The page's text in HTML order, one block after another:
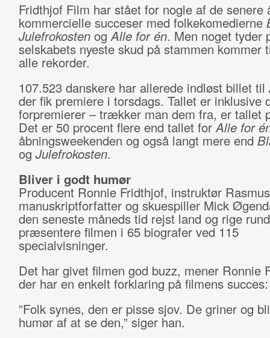
Fridthjof Film har stået for nogle af de senere
kommercielle succeser med folkekomedierne
Julefrokosten ogAlle for én. Men noget tyder
selskabets nyeste skud på stammen kommer
alle rekorder.
107.523 danskere har allerede indløst billet til
der fik premiere i torsdags. Tallet er inklusive
forpremierer – trækker man dem fra, er tallet
Det er 50 procent flere end tallet forAlle for
åbningsweekenden og også langt mere end
og Julefrokosten.
Bliver i godt humør
Producent Ronnie Fridthjof, instruktør
manuskriptforfatter og skuespiller Mick
den seneste måneds tid rejst land og rige
præsentere filmen i 65 biografer ved 115
specialvisninger.
Det har givet filmen god buzz, mener Ronnie
der har en enkelt forklaring på filmens succes:
”Folk synes, den er pisse sjov. De griner og
humør af at se den,” siger han.